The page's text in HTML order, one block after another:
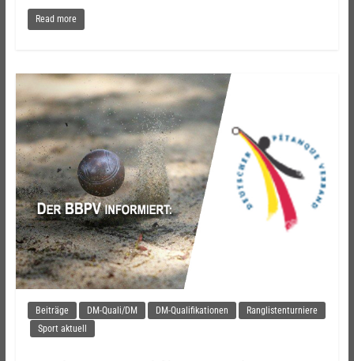
Read more
Beiträge DM-Quali/DM DM-Qualifikationen
Ranglistenturniere
Sport aktuell